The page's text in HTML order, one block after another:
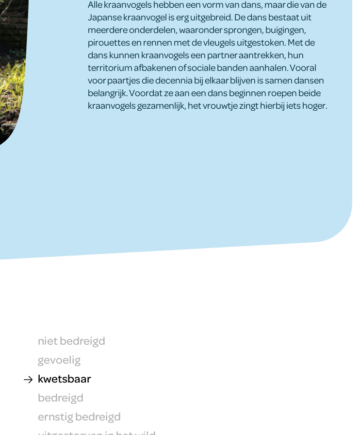
Alle kraanvogels hebben een vorm van dans, maar die van de
Japanse kraanvogel is erg uitgebreid. De dans bestaat uit
meerdere onderdelen, waaronder sprongen, buigingen,
pirouettes en rennen met de vleugels uitgestoken. Met de
dans kunnen kraanvogels een partner aantrekken, hun
territorium afbakenen of sociale banden aanhalen. Vooral
voor paartjes die decennia bij elkaar blijven is samen dansen
belangrijk. Voordat ze aan een dans beginnen roepen beide
kraanvogels gezamenlijk, het vrouwtje zingt hierbij iets hoger.
niet bedreigd
gevoelig
kwetsbaar
bedreigd
ernstig bedreigd